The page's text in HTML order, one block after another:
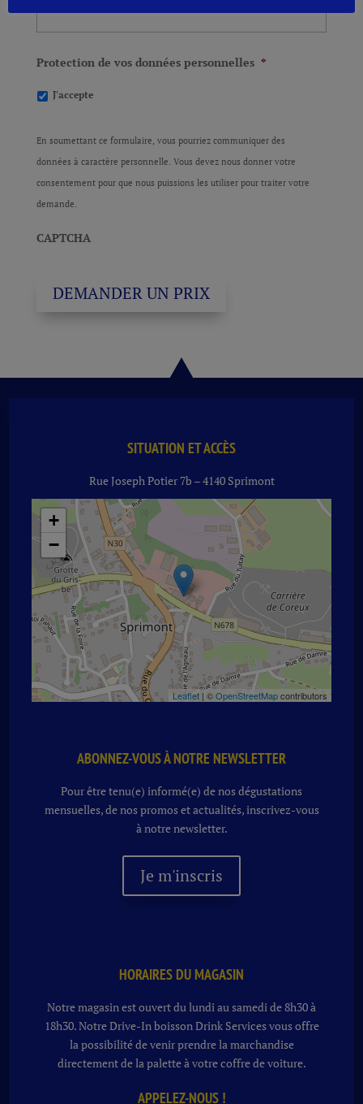
Protection de vos données personnelles *
J'accepte
En soumettant ce formulaire, vous pourriez communiquer des
données à caractère personnelle. Vous devez nous donner votre
consentement pour que nous puissions les utiliser pour traiter votre
demande.
CAPTCHA
DEMANDER UN PRIX
SITUATION ET ACCÈS
Rue Joseph Potier 7b – 4140 Sprimont
+
−
Leaflet| ©OpenStreetMapcontributors
ABONNEZ-VOUS À NOTRE NEWSLETTER
Pour être tenu(e) informé(e) de nos dégustations
mensuelles, de nos promos et actualités, inscrivez-vous
à notre newsletter.
Je m'inscris
HORAIRES DU MAGASIN
Notre magasin est ouvert du lundi au samedi de 8h30 à
18h30. NotreDrive-In boissonDrink Services vous offre
la possibilité de venir prendre la marchandise
directement de la palette à votre coffre de voiture.
APPELEZ-NOUS !